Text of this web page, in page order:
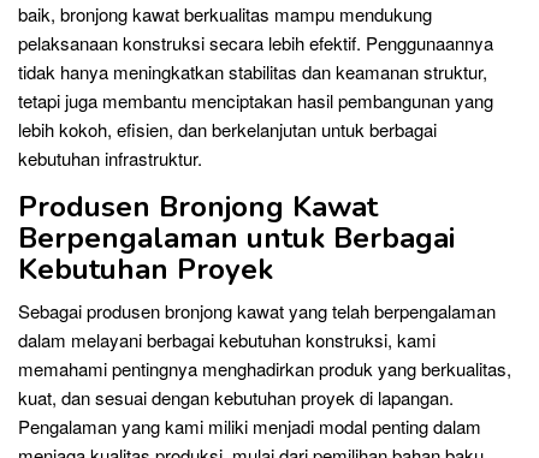
baik, bronjong kawat berkualitas mampu mendukung
pelaksanaan konstruksi secara lebih efektif. Penggunaannya
tidak hanya meningkatkan stabilitas dan keamanan struktur,
tetapi juga membantu menciptakan hasil pembangunan yang
lebih kokoh, efisien, dan berkelanjutan untuk berbagai
kebutuhan infrastruktur.
Produsen Bronjong Kawat
Berpengalaman untuk Berbagai
Kebutuhan Proyek
Sebagai produsen bronjong kawat yang telah berpengalaman
dalam melayani berbagai kebutuhan konstruksi, kami
memahami pentingnya menghadirkan produk yang berkualitas,
kuat, dan sesuai dengan kebutuhan proyek di lapangan.
Pengalaman yang kami miliki menjadi modal penting dalam